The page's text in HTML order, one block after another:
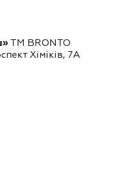
ТМ BRONTO
Хіміків, 7А